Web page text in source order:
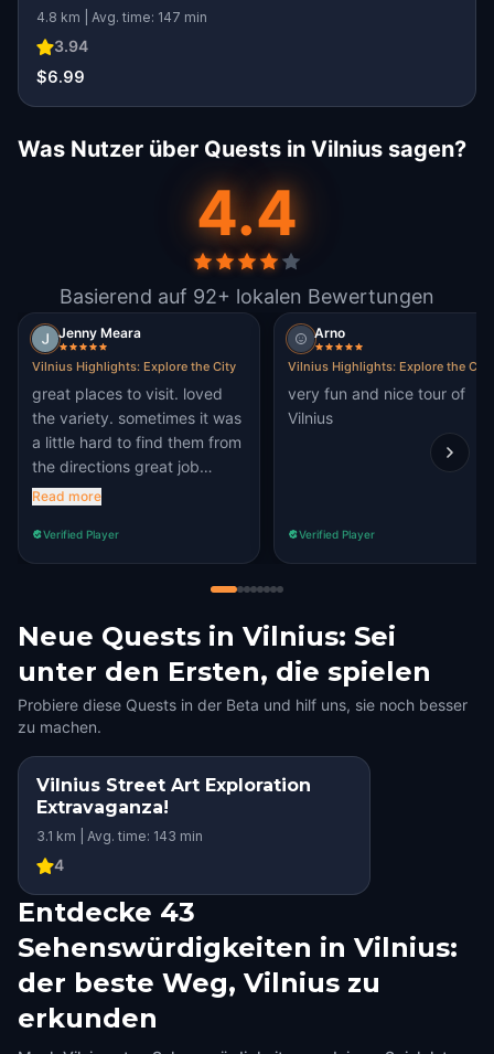
4.8 km | Avg. time: 147 min
3.94
$6.99
Was Nutzer über Quests in Vilnius sagen?
4.4
Basierend auf 92+ lokalen Bewertungen
Jenny Meara
Vilnius Highlights: Explore the City
great places to visit. loved
the variety. sometimes it was
a little hard to find them from
the directions great job
though
Read more
Verified Player
Arno
Vilnius Highlights: Explore the City
very fun and nice tour of
Vilnius
Verified Player
Neue Quests in Vilnius: Sei
unter den Ersten, die spielen
Probiere diese Quests in der Beta und hilf uns, sie noch besser
zu machen.
Vilnius Street Art Exploration
Extravaganza!
3.1 km | Avg. time: 143 min
4
Entdecke 43
Sehenswürdigkeiten in Vilnius:
der beste Weg, Vilnius zu
erkunden